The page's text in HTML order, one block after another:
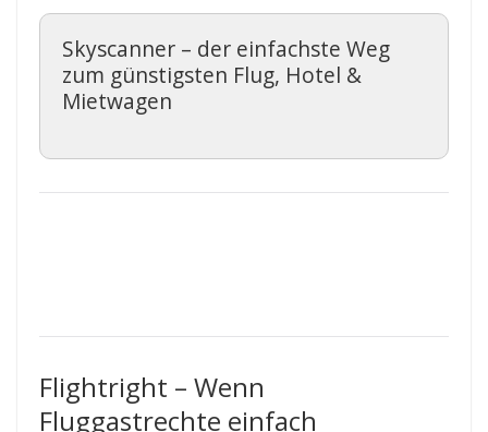
Skyscanner – der einfachste Weg
zum günstigsten Flug, Hotel &
Mietwagen
Flightright – Wenn
Fluggastrechte einfach